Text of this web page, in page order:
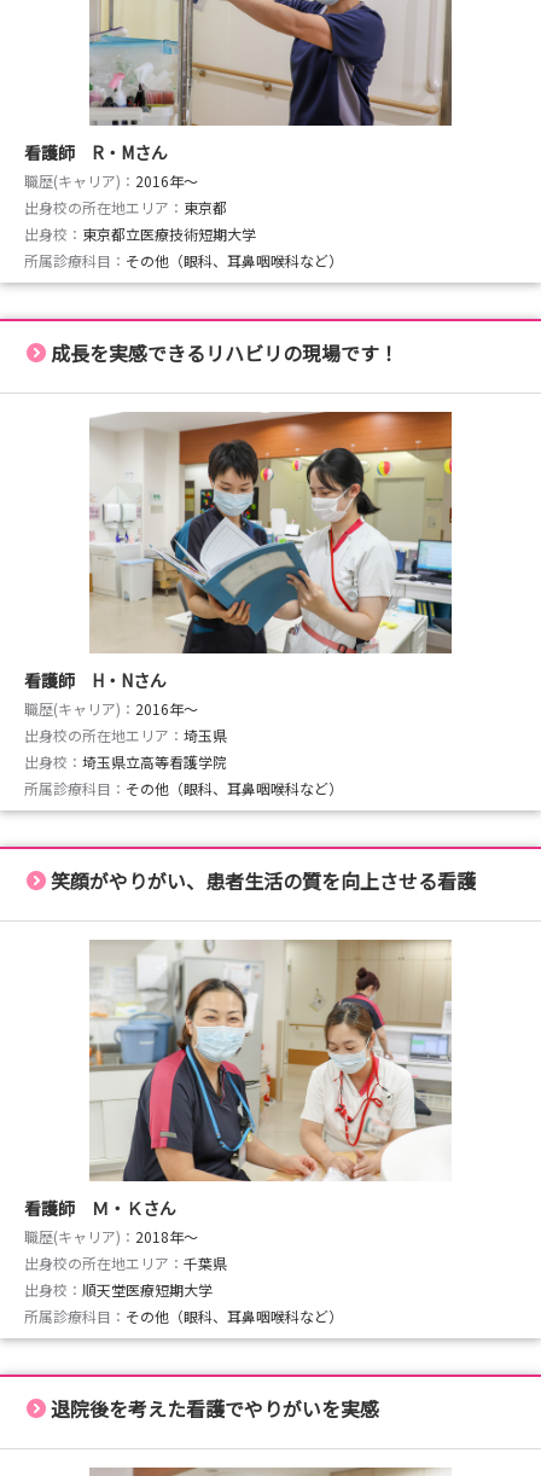
看護師 R・Mさん
職歴(キャリア)： 2016年〜
出身校の所在地エリア： 東京都
出身校： 東京都立医療技術短期大学
所属診療科目： その他（眼科、耳鼻咽喉科など）
成長を実感できるリハビリの現場です！
看護師 H・Nさん
職歴(キャリア)： 2016年〜
出身校の所在地エリア： 埼玉県
出身校： 埼玉県立高等看護学院
所属診療科目： その他（眼科、耳鼻咽喉科など）
笑顔がやりがい、患者生活の質を向上させる看護
看護師 Ｍ・Ｋさん
職歴(キャリア)： 2018年〜
出身校の所在地エリア： 千葉県
出身校： 順天堂医療短期大学
所属診療科目： その他（眼科、耳鼻咽喉科など）
退院後を考えた看護でやりがいを実感